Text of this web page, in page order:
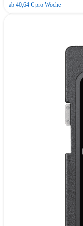
ab 40,64 € pro Woche